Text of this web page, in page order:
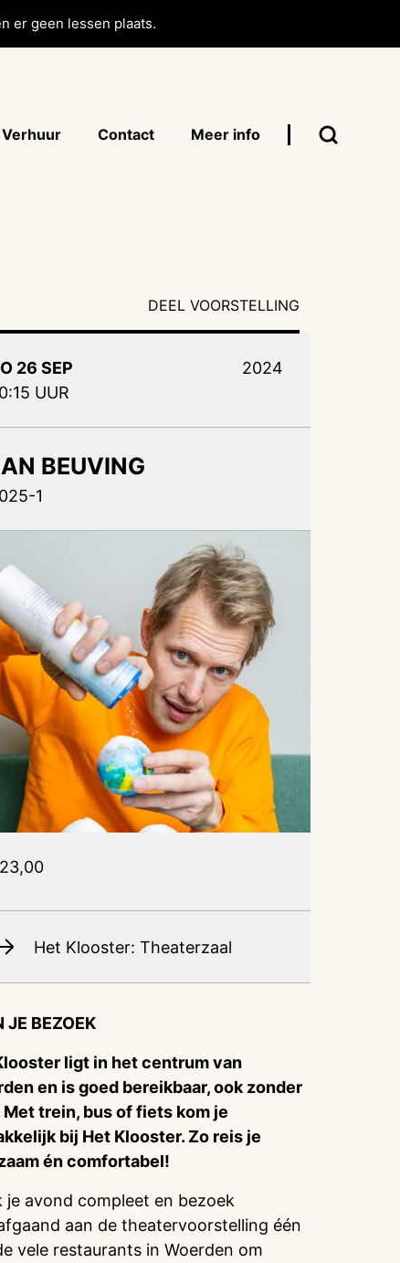
er geen lessen plaats.
Verhuur Contact Meer info
DEEL VOORSTELLING
26 SEP
UUR
2024
BEUVING
1
Het Klooster: Theaterzaal
JE BEZOEK
ligt in het centrum van
en is goed bereikbaar, ook zonder
Met trein, bus of fiets kom je
bij Het Klooster. Zo reis je
én comfortabel!
je avond compleet en bezoek
aan de theatervoorstelling één
vele restaurants in Woerden om